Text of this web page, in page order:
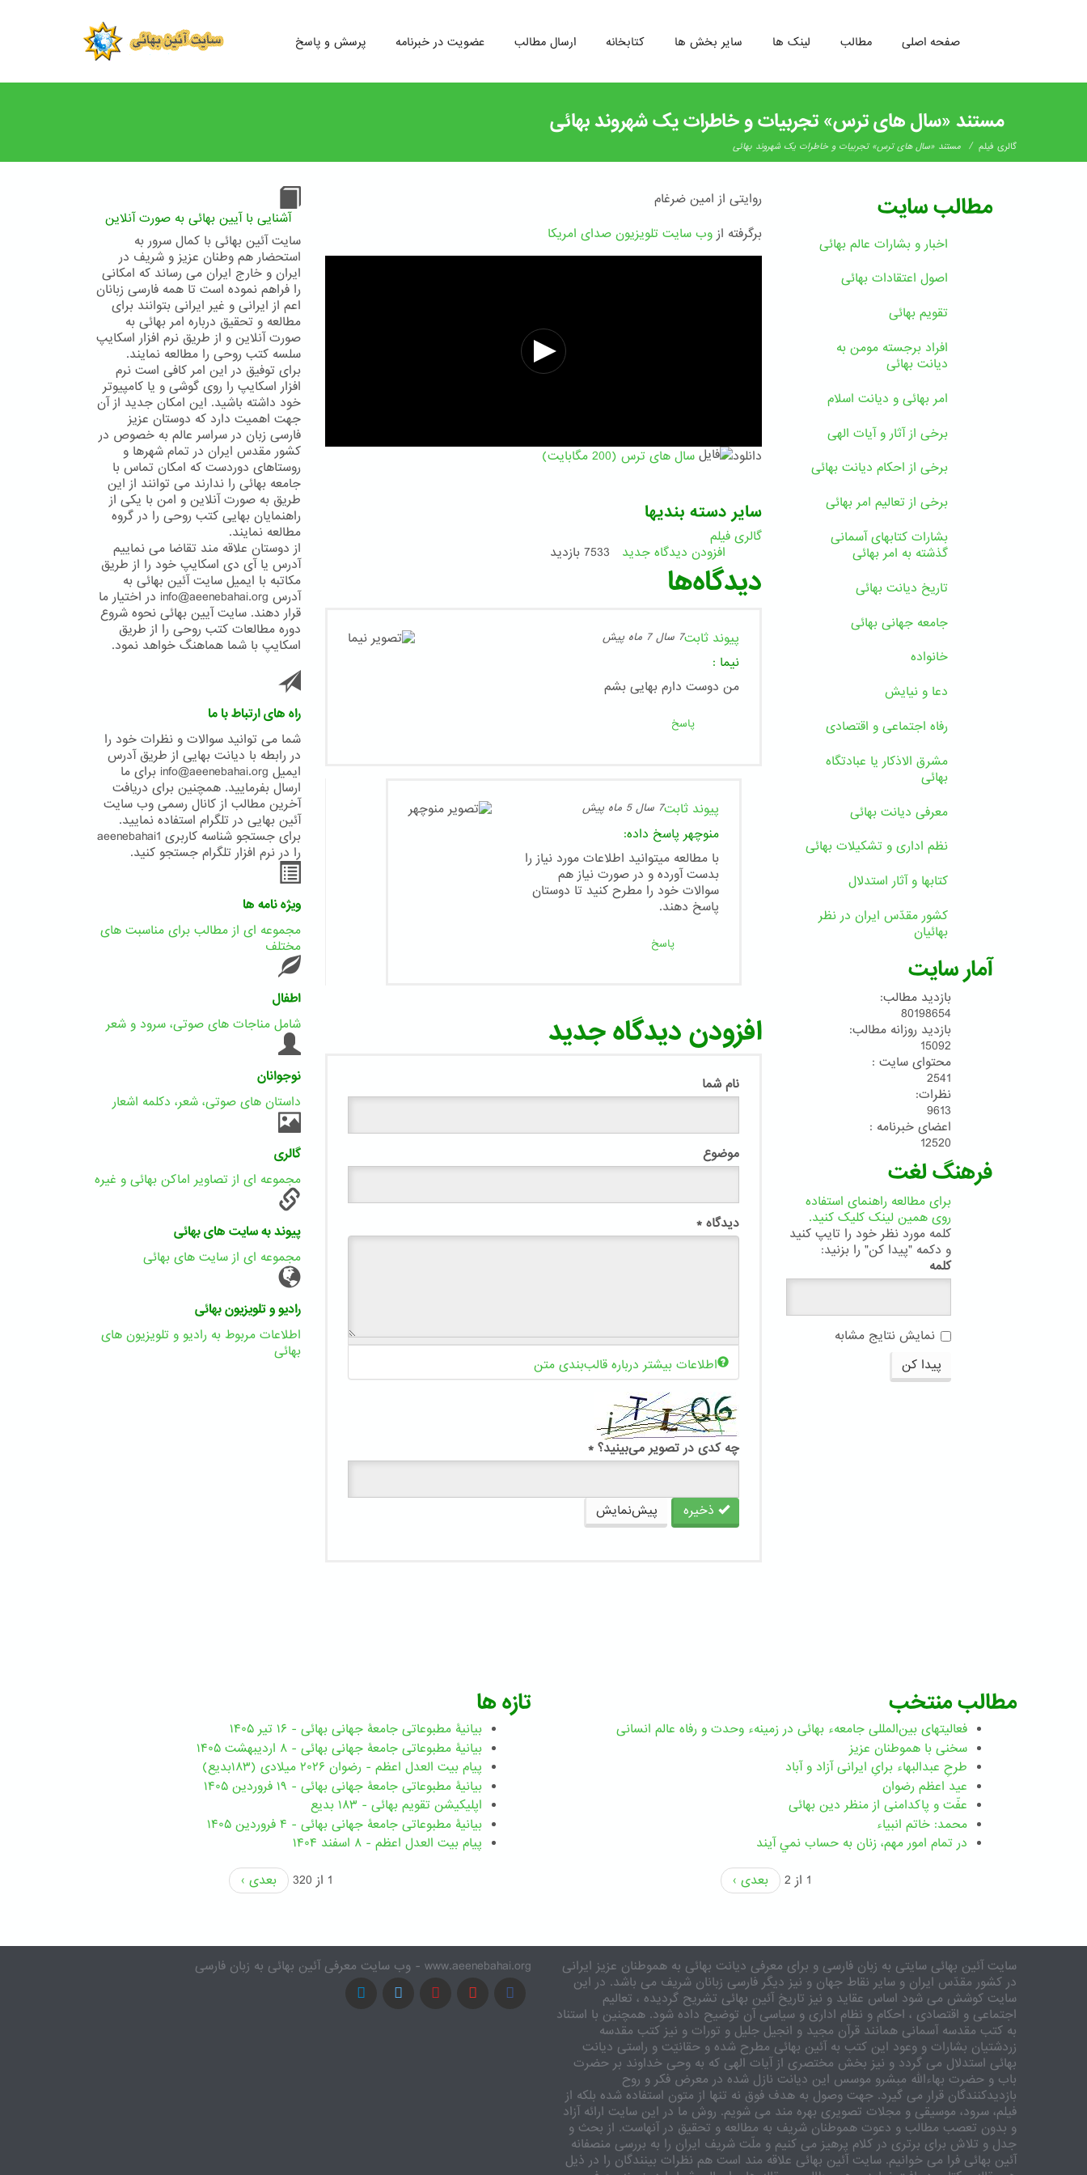
رفتن
پرسش و پاسخ عضویت در خبرنامه ارسال مطالب کتابخانه سایر بخش ها لینک ها مطالب صفحه اصلی
مستند «سال های ترس» تجربیات و خاطرات یک شهروند بهائی
گالری فیلم / مستند «سال های ترس» تجربیات و خاطرات یک شهروند بهائی
روایتی از امین ضرغام
برگرفته از وب سایت تلویزیون صدای امریکا
دانلود سال های ترس (200 مگابایت)
سایر دسته بندیها
گالری فیلم
افزودن دیدگاه جدید
7533 بازدید
دیدگاه‌ها
پیوند ثابت7 سال 7 ماه پیش
نیما :
من دوست دارم بهایی بشم
پاسخ
پیوند ثابت7 سال 5 ماه پیش
منوچهر پاسخ داده:
با مطالعه میتوانید اطلاعات مورد نیاز را
بدست آورده و در صورت نیاز هم
سوالات خود را مطرح کنید تا دوستان
پاسخ دهند.
پاسخ
افزودن دیدگاه جدید
نام شما
موضوع
دیدگاه *
اطلاعات بیشتر درباره قالب‌بندی متن
چه کدی در تصویر می‌بینید؟ *
ذخیره پیش‌نمایش
آشنایی با آیین بهائی به صورت آنلاین
سایت آئین بهائی با کمال سرور به
استحضار هم وطنان عزیز و شریف در
ایران و خارج ایران می رساند که امکانی
را فراهم نموده است تا همه فارسی زبانان
اعم از ایرانی و غیر ایرانی بتوانند برای
مطالعه و تحقیق درباره امر بهائی به
صورت آنلاین و از طریق نرم افزار اسکایپ
سلسه کتب روحی را مطالعه نمایند.
برای توفیق در این امر کافی است نرم
افزار اسکایپ را روی گوشی و یا کامپیوتر
خود داشته باشید. این امکان جدید از آن
جهت اهمیت دارد که دوستان عزیز
فارسی زبان در سراسر عالم به خصوص در
کشور مقدس ایران در تمام شهرها و
روستاهای دوردست که امکان تماس با
جامعه بهائی را ندارند می توانند از این
طریق به صورت آنلاین و امن با یکی از
راهنمایان بهایی کتب روحی را در گروه
مطالعه نمایند.
از دوستان علاقه مند تقاضا می نماییم
آدرس یا آی دی اسکایپ خود را از طریق
مکاتبه با ایمیل سایت آئین بهائی به
آدرس info@aeenebahai.org در اختیار ما
قرار دهند. سایت آیین بهائی نحوه شروع
دوره مطالعات کتب روحی را از طریق
اسکایپ با شما هماهنگ خواهد نمود.
راه های ارتباط با ما
شما می توانید سوالات و نظرات خود را
در رابطه با دیانت بهایی از طریق آدرس
ایمیل info@aeenebahai.org برای ما
ارسال بفرمایید. همچنین برای دریافت
آخرین مطالب از کانال رسمی وب سایت
آئین بهایی در تلگرام استفاده نمایید.
برای جستجو شناسه کاربری aeenebahai1
را در نرم افزار تلگرام جستجو کنید.
ویژه نامه ها
مجموعه ای از مطالب برای مناسبت های
مختلف
اطفال
شامل مناجات های صوتی، سرود و شعر
نوجوانان
داستان های صوتی، شعر، دکلمه اشعار
گالری
مجموعه ای از تصاویر اماکن بهائی و غیره
پیوند به سایت های بهائی
مجموعه ای از سایت های بهائی
رادیو و تلویزیون بهائی
اطلاعات مربوط به رادیو و تلویزیون های
بهائی
مطالب سایت
اخبار و بشارات عالم بهائى
اصول اعتقادات بهائی
تقویم بهائی
افراد برجسته مومن به
دیانت بهائی
امر بهائی و دیانت اسلام
برخی از آثار و آیات الهی
برخی از احکام دیانت بهائی
برخی از تعالیم امر بهائی
بشارات کتابهای آسمانی
گذشته به امر بهائی
تاریخ دیانت بهائی
جامعه جهانی بهائی
خانواده
دعا و نیایش
رفاه اجتماعی و اقتصادی
مشرق الاذکار یا عبادتگاه
بهائی
معرفی دیانت بهائی
نظم اداری و تشکیلات بهائی
کتابها و آثار استدلال
کشور مقدّس ایران در نظر
بهائیان
آمار سایت
بازدید مطالب:
80198654
بازدید روزانه مطالب:
15092
محتوای سایت :
2541
نظرات:
9613
اعضای خبرنامه :
12520
فرهنگ لغت
برای مطالعه راهنمای استفاده
روی همین لینک کلیک کنید.
کلمه مورد نظر خود را تایپ کنید
و دکمه "پیدا کن" را بزنید:
کلمه
نمایش نتایج مشابه
پیدا کن
تازه ها
بیانیۀ مطبوعاتی جامعۀ جهانی بهائی - ۱۶ تیر ۱۴۰۵
بیانیۀ مطبوعاتی جامعۀ جهانی بهائی - ۸ اردیبهشت ۱۴۰۵
پیام بیت العدل اعظم - رضوان ۲۰۲۶ میلادی (۱۸۳بدیع)
بیانیۀ مطبوعاتی جامعۀ جهانی بهائی - ۱۹ فروردین ۱۴۰۵
اپلیکیشن تقویم بهائی - ۱۸۳ بدیع
بیانیۀ مطبوعاتی جامعۀ جهانی بهائی - ۴ فروردین ۱۴۰۵
پیام بیت العدل اعظم - ۸ اسفند ۱۴۰۴
1 از 320
بعدی ›
مطالب منتخب
فعالیتهای بین‌المللی جامعهء بهائی در زمینهء وحدت و رفاه عالم انسانی
سخنی با هموطنان عزیز
طرحِ عبدالبهاء برایِ ایرانی آزاد و آباد
عید اعظم رضوان
عفّت و پاکدامنی از منظر دین بهائی
محمد: خاتم انبیاء
در تمام امور مهم،‌ زنان به حساب نمي آيند
1 از 2
بعدی ›
www.aeenebahai.org - وب سایت معرفی آئین بهائی به زبان فارسی
سایت آئین بهائی سایتی به زبان فارسی و برای معرفی دیانت بهائی به هموطنان عزیز ایرانی
در کشور مقدّس ایران و سایر نقاط جهان و نیز دیگر فارسی زبانان شریف می باشد. در این
سایت کوشش می شود اساس عقاید و نیز تاریخ آئین بهائی تشریح گردیده ، تعالیم
اجتماعی و اقتصادی ، احکام و نظام اداری و سیاسی آن توضیح داده شود. همچنین با استناد
به کتب مقدسه آسمانی همانند قرآن مجید و انجیل جلیل و تورات و نیز کتب مقدسه
زردشتیان بشارات و وعود این کتب به آئین بهائی مطرح شده و حقانیّت و راستی دیانت
بهائی استدلال می گردد و نیز بخش مختصری از آیات الهی که به وحی خداوند بر حضرت
باب و حضرت بهاءالله مبشرو موسس این دیانت نازل شده در معرض فکر و روح
بازدیدکنندگان قرار می گیرد. جهت وصول به هدف فوق نه تنها از متون استفاده شده بلکه از
فیلم، سرود، موسیقی و مجلات تصویری بهره مند می شویم. روش ما در این سایت ارائه آزاد
و بدون تعصب مطالب و دعوت هموطنان شریف به مطالعه و تحقیق در آنهاست. از بحث و
جدل و تلاش برای برتری در کلام پرهیز می کنیم و ملّت شریف ایران را به بررسی منصفانه
آئین بهائی فرا می خوانیم. سایت آئین بهائی علاقه مند است هم نظرات بینندگان را در ذیل